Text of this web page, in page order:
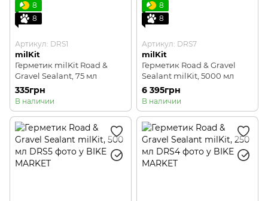
8
8
Артикул: DRS1
milKit
Герметик milKit Road &
Gravel Sealant, 75 мл
335грн
В наличии
8
8
Артикул: DRS7
milKit
Герметик Road & Gravel
Sealant milKit, 5000 мл
6 395грн
В наличии